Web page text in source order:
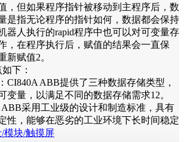
，但如果程序指针被移动到主程序后，数
是指无论程序的指针如何，数据都会保持
器人执行的rapid程序中也可以对可变量存
，在程序执行后，赋值的结果会一直保
新赋值2。
下：
CI840A ABB提供了三种数据存储类型，
变量，以满足不同的数据存储需求12。
采用工业级的设计和制造标准，具有
性，能够在恶劣的工业环境下长时间稳定
模块/触摸屏